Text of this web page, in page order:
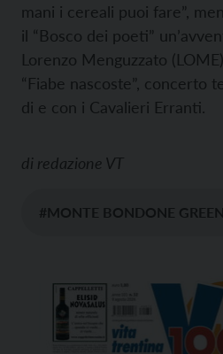
mani i cereali puoi fare”,
il “Bosco dei poeti”
Lorenzo Menguzzato
“Fiabe nascoste”, concerto
di e con i Cavalieri Erranti.
di redazione VT
#MONTE BONDONE